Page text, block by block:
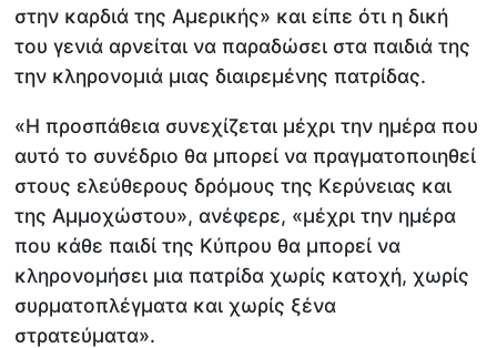
στην καρδιά της Αμερικής» και είπε ότι η δική
του γενιά αρνείται να παραδώσει στα παιδιά της
την κληρονομιά μιας διαιρεμένης πατρίδας.
«Η προσπάθεια συνεχίζεται μέχρι την ημέρα που
αυτό το συνέδριο θα μπορεί να πραγματοποιηθεί
στους ελεύθερους δρόμους της Κερύνειας και
της Αμμοχώστου», ανέφερε, «μέχρι την ημέρα
που κάθε παιδί της Κύπρου θα μπορεί να
κληρονομήσει μια πατρίδα χωρίς κατοχή, χωρίς
συρματοπλέγματα και χωρίς ξένα
στρατεύματα».